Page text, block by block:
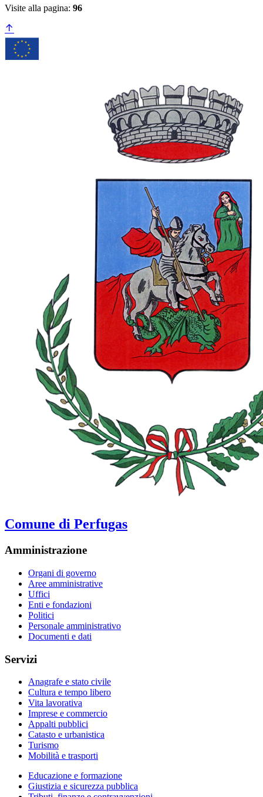
Visite alla pagina: 96
Comune di Perfugas
Amministrazione
Organi di governo
Aree amministrative
Uffici
Enti e fondazioni
Politici
Personale amministrativo
Documenti e dati
Servizi
Anagrafe e stato civile
Cultura e tempo libero
Vita lavorativa
Imprese e commercio
Appalti pubblici
Catasto e urbanistica
Turismo
Mobilità e trasporti
Educazione e formazione
Giustizia e sicurezza pubblica